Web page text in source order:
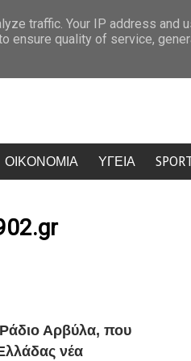
40χρονη τουρίστρια πνίγηκε
ΟΙΚΟΝΟΜΙΑ ΥΓΕΙΑ
Ράδιο Αρβύλα, που
νέα
traffic. Your IP address and
ensure quality of service,